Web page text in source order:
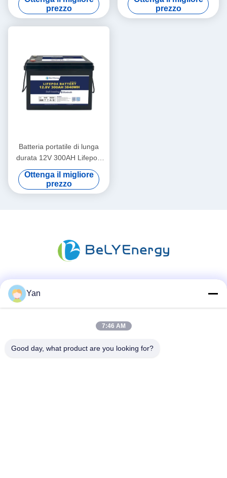
Pack
prezzo
durata per camper
prezzo
Batteria portatile di lunga
durata 12V 300AH Lifepo4
Nuovo grado A Celle lunga
durata di ciclo
Ottenga il migliore
prezzo
Yan
7:46 AM
Good day, what product are you looking for?